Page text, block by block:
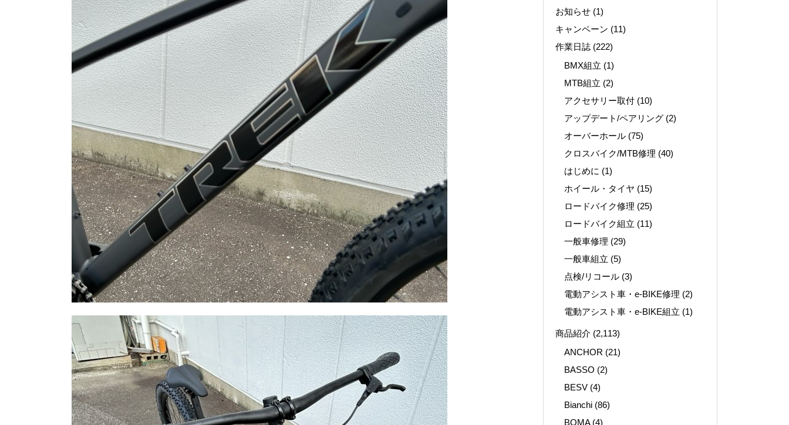
お知らせ (1)
キャンペーン (11)
作業日誌 (222)
BMX組立 (1)
MTB組立 (2)
アクセサリー取付 (10)
アップデート/ペアリング (2)
オーバーホール (75)
クロスバイク/MTB修理 (40)
はじめに (1)
ホイール・タイヤ (15)
ロードバイク修理 (25)
ロードバイク組立 (11)
一般車修理 (29)
一般車組立 (5)
点検/リコール (3)
電動アシスト車・e-BIKE修理 (2)
電動アシスト車・e-BIKE組立 (1)
商品紹介 (2,113)
ANCHOR (21)
BASSO (2)
BESV (4)
Bianchi (86)
BOMA(4)